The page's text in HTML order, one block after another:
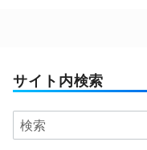
サイト内検索